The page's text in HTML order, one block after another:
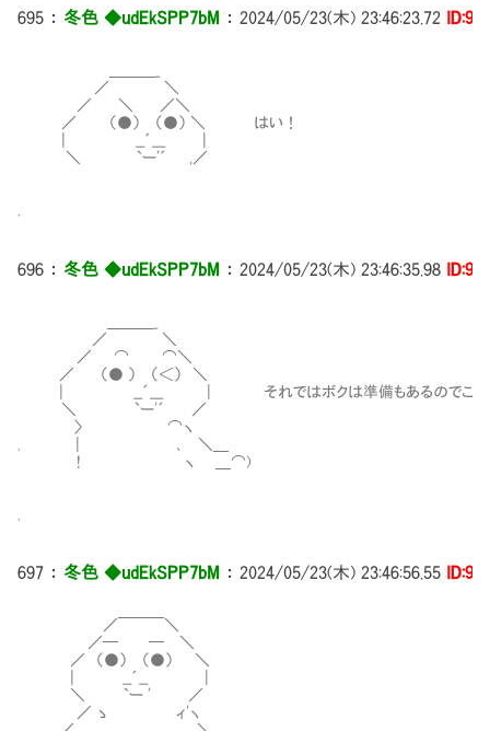
695 ： 冬色 ◆udEkSPP7bM ： 2024/05/23(木) 23:46:23.72
／ ＼
／ ＼ ／＼
／ （●） （●） ＼ はい！
| __´___ |
＼ `ー'´ ,／
696 ： 冬色 ◆udEkSPP7bM ： 2024/05/23(木) 23:46:35.98
／ ＼
／ ⌒ ⌒＼
／ （● ） （＜） ＼
| __´___ | それではボクは準備もあるのでこれで失
＼ `ー'´ ／
〉 ⌒ヽ
. | ､ ＼＿
! ヽ ＿⌒)
697 ： 冬色 ◆udEkSPP7bM ： 2024/05/23(木) 23:46:56.55
／￣￣￣＼
／─ ─ ＼
／ （●） （●） ＼
| __´__ |
＼ `ー ' ／
／ ゝ ィ'ヽ